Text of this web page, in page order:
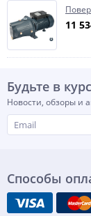
11
Будьте в
Новости, обзоры и
Способы